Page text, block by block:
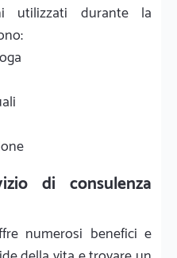
utilizzati durante la
di consulenza
numerosi benefici e